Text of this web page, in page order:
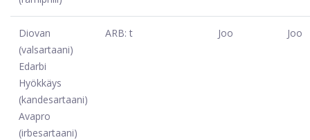
Diovan
(valsartaani)
Edarbi
Hyökkäys
(kandesartaani)
Avapro
(irbesartaani)
ARB: t Joo Joo